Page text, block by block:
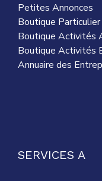
Petites Annonces
Boutique
Boutique Activités
Boutique Activités
Annuaire des
SERVICES A